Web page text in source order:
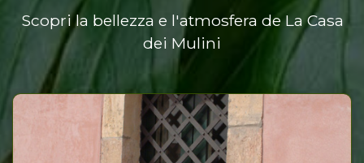
Scopri la bellezza e l'atmosfera de La Casa
dei Mulini